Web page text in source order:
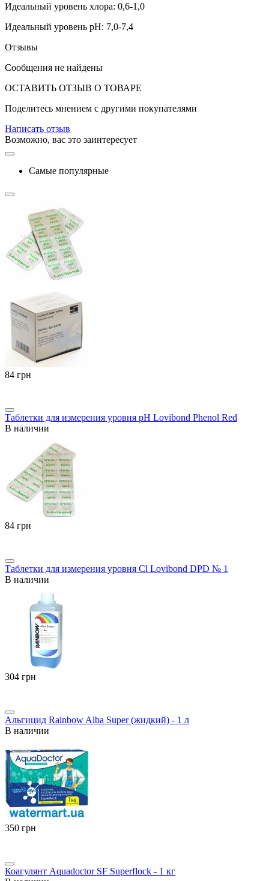
Идеальный уровень хлора: 0,6-1,0
Идеальный уровень рН: 7,0-7,4
Отзывы
Сообщения не найдены
ОСТАВИТЬ ОТЗЫВ О ТОВАРЕ
Поделитесь мнением с другими покупателями
Написать отзыв
Возможно, вас это заинтересует
Самые популярные
‍84‍ грн
Таблетки для измерения уровня pH Lovibond Phenol Red
В наличии
‍84‍ грн
Таблетки для измерения уровня Cl Lovibond DPD № 1
В наличии
‍304‍ грн
Альгицид Rainbow Alba Super (жидкий) - 1 л
В наличии
‍350‍ грн
Коагулянт Aquadoctor SF Superflock - 1 кг